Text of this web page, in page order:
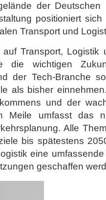
der
positioniert
Transport und
Transport, Logistik
die wichtigen
der Tech-Branche
als bisher
und der
Meile umfasst das
Alle
bis spätestens
eine
geschaffen